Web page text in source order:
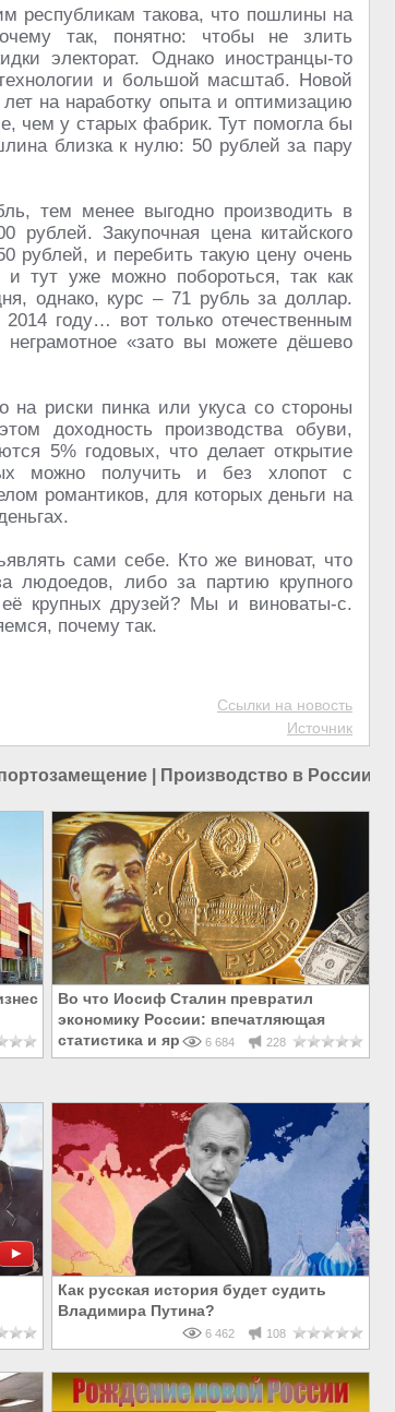
республикам такова, что пошлины на
так, понятно: чтобы не злить
электорат. Однако иностранцы-то
и большой масштаб. Новой
на наработку опыта и оптимизацию
чем у старых фабрик. Тут помогла бы
близка к нулю: 50 рублей за пару
тем менее выгодно производить в
рублей. Закупочная цена китайского
рублей, и перебить такую цену очень
тут уже можно побороться, так как
однако, курс – 71 рубль за доллар.
году… вот только отечественным
«зато вы можете дёшево
на риски пинка или укуса со стороны
доходность производства обуви,
5% годовых, что делает открытие
можно получить и без хлопот с
романтиков, для которых деньги на
сами себе. Кто же виноват, что
людоедов, либо за партию крупного
её крупных друзей? Мы и виноваты-с.
почему так.
Ссылки на новость
Источник
Производство в России
Во что Иосиф Сталин превратил
экономику России: впечатляющая
статистика и яркие факты
6 684 228
Как русская история будет судить
Владимира Путина?
6 462 108